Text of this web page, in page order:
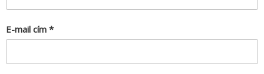
E-mail cím *